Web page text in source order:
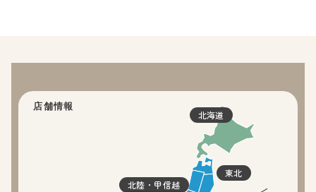
店舗情報
北海道
東北
北陸・甲信越